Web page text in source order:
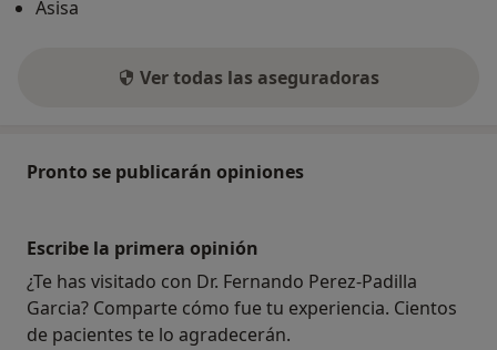
Asisa
Ver todas las aseguradoras
Pronto se publicarán opiniones
Escribe la primera opinión
¿Te has visitado con Dr. Fernando Perez-Padilla
Garcia? Comparte cómo fue tu experiencia. Cientos
de pacientes te lo agradecerán.